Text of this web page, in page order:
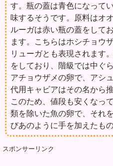
す。瓶の蓋は青色になって
味するそうです。原料はオ
ルーガは赤い瓶の蓋をして
ます。こちらはホシチョウ
リューガとも表現されます
をしており、階級では中ぐ
アチョウザメの卵で、アシ
代用キャビアはその名から
このため、値段も安くなっ
類を除いた魚の卵で、それ
びあのように手を加えたもの
スポンサーリンク